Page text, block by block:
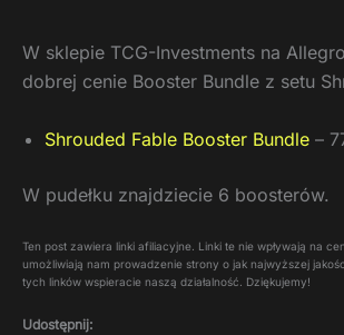
W sklepie TCG-Investments na
dobrej cenie Booster Bundle z setu
Shrouded Fable Booster Bundle –
W pudełku znajdziecie 6 boosterów.
Ten post zawiera linki afiliacyjne. Linki te nie wpływają na
umożliwiają nam prowadzenie strony o jak najwyższej
tych linków wspieracie naszą działalność. Dziękujemy!
Udostępnij: